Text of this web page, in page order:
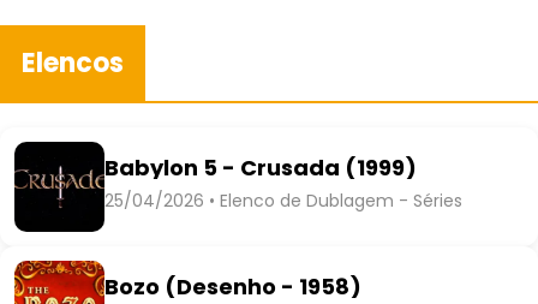
Elencos
Babylon 5 - Crusada (1999)
25/04/2026 • Elenco de Dublagem - Séries
Bozo (Desenho - 1958)